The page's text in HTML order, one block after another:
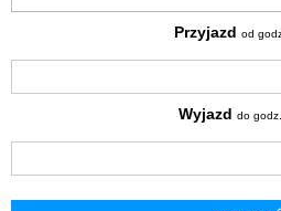
Przyjazd od
Wyjazd do